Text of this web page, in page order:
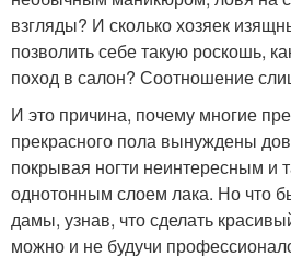
взгляды? И сколько хозяек
позволить себе такую роскошь,
поход в салон? Соотношение
И это причина, почему многие
прекрасного пола вынуждены
покрывая ногти неинтересным и
однотонным слоем лака. Но что
дамы, узнав, что сделать
можно и не будучи